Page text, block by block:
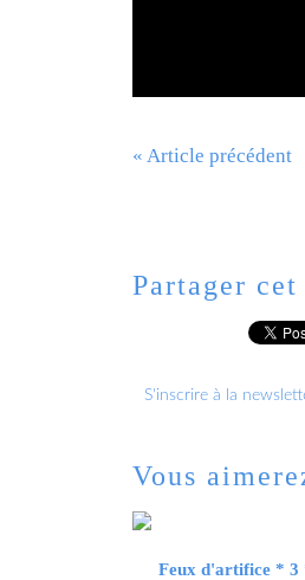
« Article précédent
Partager
S'inscrire à la
Vous
Feux d'artifice * 3